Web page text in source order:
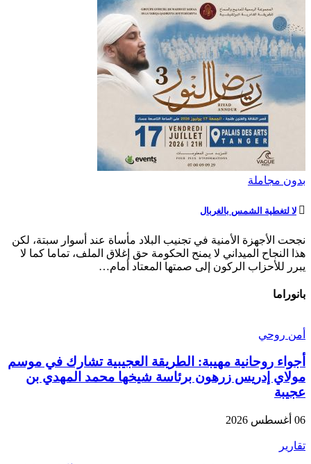
بدون مجاملة
لا لتغطية الشمس بالغربال
نجحت الأجهزة الأمنية في تجنيب البلاد مأساة عند أسوار سبتة، لكن
هذا النجاح الميداني لا يمنح الحكومة حق إغلاق الملف، تماما كما لا
يبرر للأحزاب الركون إلى صمتها المعتاد أمام…
بانوراما
أمن روحي
أجواء روحانية مهيبة: الطريقة العجيبية تشارك في موسم
مولاي إدريس زرهون برئاسة شيخها محمد المهدي بن
عجيبة
06 أغسطس 2026
تقارير